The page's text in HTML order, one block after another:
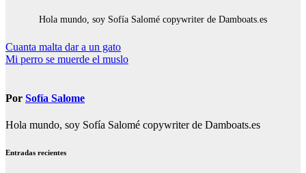
Hola mundo, soy Sofía Salomé copywriter de Damboats.es
Navegación
de
Cuanta malta dar a un gato
Mi perro se muerde el muslo
Por Sofía Salome
Hola mundo, soy Sofía Salomé copywriter de Damboats.es
Entradas recientes